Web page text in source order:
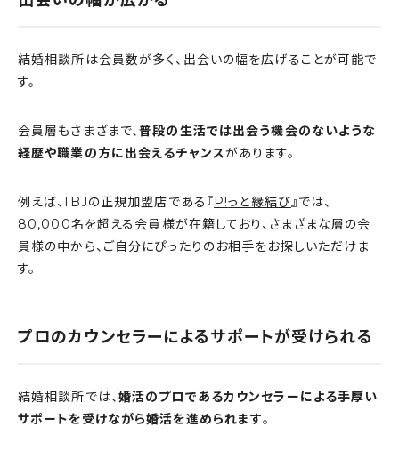
結婚相談所は会員数が多く、出会いの幅を広げることが可能で
す。
会員層もさまざまで、普段の生活では出会う機会のないような
経歴や職業の方に出会えるチャンスがあります。
例えば、IBJの正規加盟店である『P!っと縁結び』では、
80,000名を超える会員様が在籍しており、さまざまな層の会
員様の中から、ご自分にぴったりのお相手をお探しいただけま
す。
プロのカウンセラーによるサポートが受けられる
結婚相談所では、婚活のプロであるカウンセラーによる手厚い
サポートを受けながら婚活を進められます。